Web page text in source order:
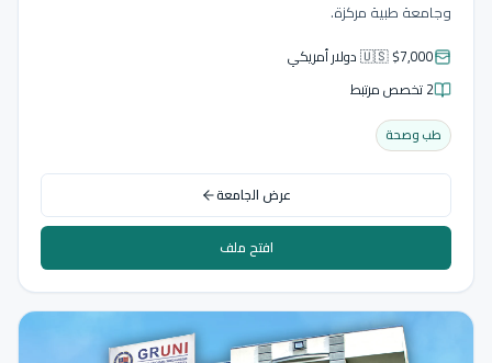
وجامعة طبية مركزة.
🇺🇸 $7,000 دولار أمريكي
2 تخصص مرتبط
طب وصحة
عرض الجامعة
افتح ملف